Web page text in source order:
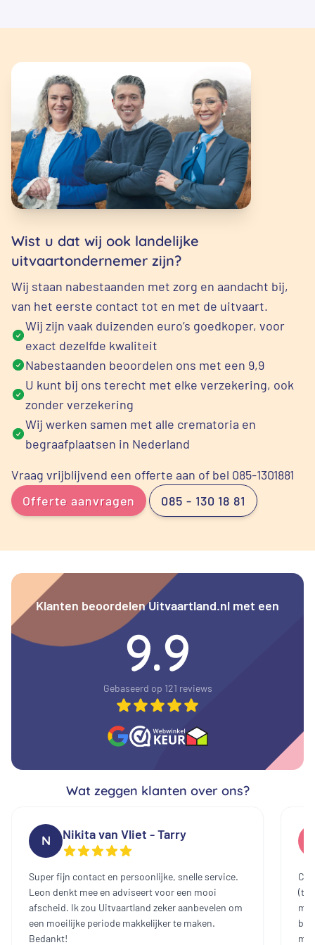
Wist u dat wij ook landelijke
uitvaartondernemer zijn?
Wij staan nabestaanden met zorg en aandacht bij,
van het eerste contact tot en met de uitvaart.
Wij zijn vaak duizenden euro’s goedkoper, voor
exact dezelfde kwaliteit
Nabestaanden beoordelen ons met een 9,9
U kunt bij ons terecht met elke verzekering, ook
zonder verzekering
Wij werken samen met alle crematoria en
begraafplaatsen in Nederland
Vraag vrijblijvend een offerte aan of bel 085-1301881
Offerte aanvragen
085 - 130 18 81
Klanten beoordelen Uitvaartland.nl met een
9.9
Gebaseerd op 121 reviews
Wat zeggen klanten over ons?
N Nikita van Vliet - Tarry
Super fijn contact en persoonlijke, snelle service.
Leon denkt mee en adviseert voor een mooi
afscheid. Ik zou Uitvaartland zeker aanbevelen om
een moeilijke periode makkelijker te maken.
Bedankt!